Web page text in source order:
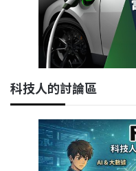
科技人的討論區